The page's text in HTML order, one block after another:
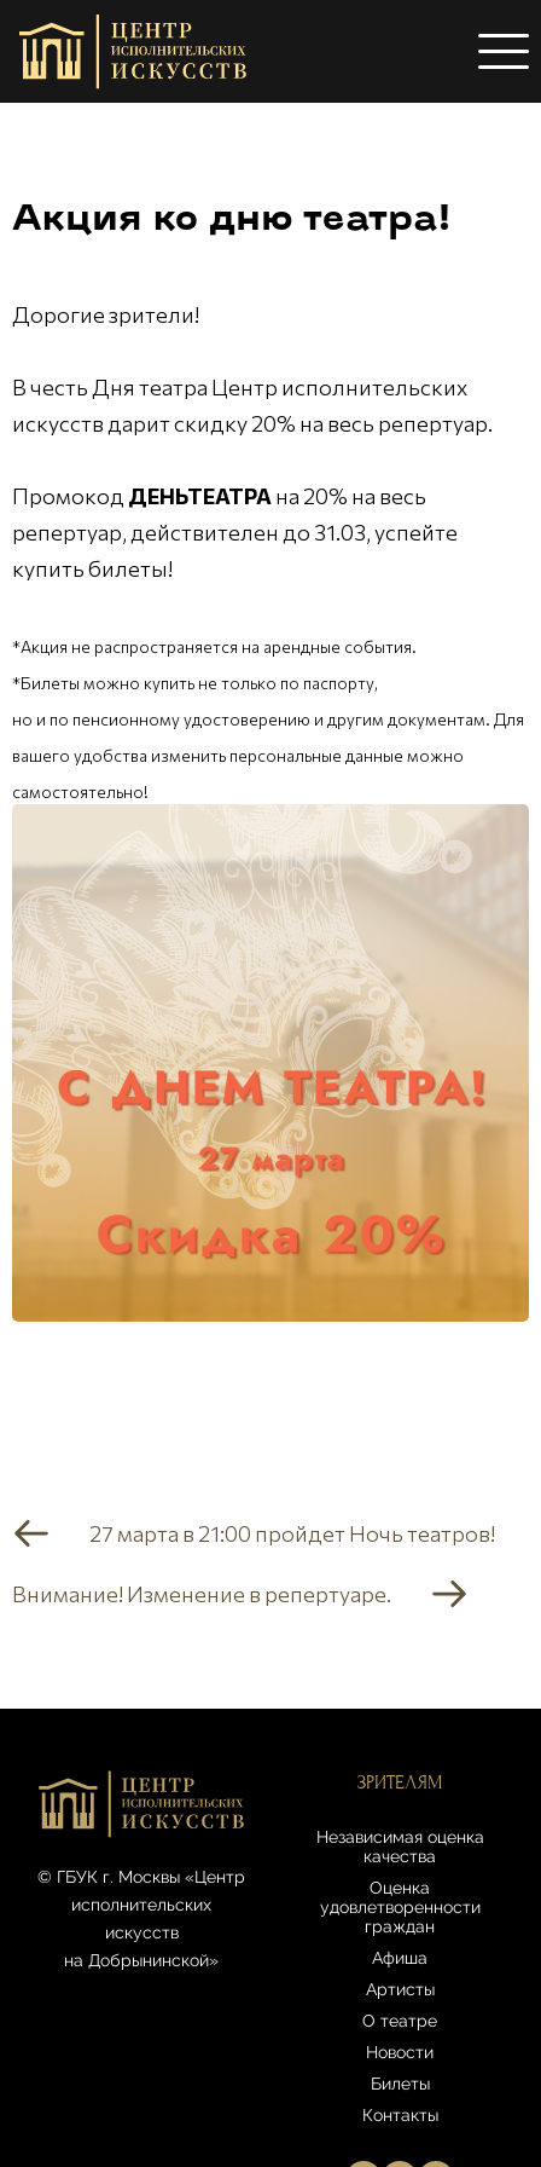
Акция ко дню театра!
Дорогие зрители!
В честь Дня театра Центр исполнительских
искусств дарит скидку 20% на весь репертуар.
Промокод ДЕНЬТЕАТРАна 20% на весь
репертуар, действителен до 31.03, успейте
купить билеты!
*Акция не распространяется на арендные события.
*Билеты можно купить не только по паспорту,
но и по пенсионному удостоверению и другим документам. Для
вашего удобства изменить персональные данные можно
самостоятельно!
27 марта в 21:00 пройдет Ночь театров!
Внимание! Изменение в репертуаре.
© ГБУК г. Москвы «Центр
исполнительских
искусств
на Добрынинской»
ЗРИТЕЛЯМ
Независимая оценка
качества
Оценка
удовлетворенности
граждан
Афиша
Артисты
О театре
Новости
Билеты
Контакты